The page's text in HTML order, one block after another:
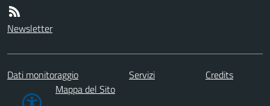
Newsletter
Dati monitoraggio Servizi
Credits
Mappa del Sito